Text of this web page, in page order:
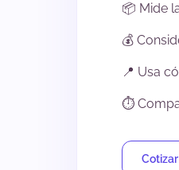
📦 Mide
💰
📍 Usa
⏱️